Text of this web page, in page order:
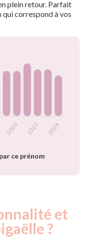
plein retour. Parfait
qui correspond à vos
ce prénom
et
?